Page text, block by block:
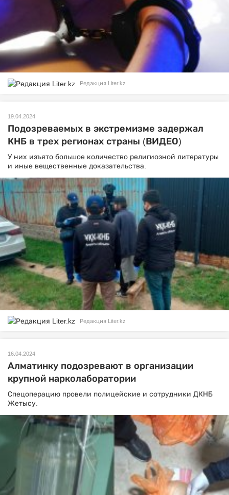
Редакция Liter.kz
19.04.2024
Подозреваемых в экстремизме задержал
КНБ в трех регионах страны (ВИДЕО)
У них изъято большое количество религиозной литературы
и иные вещественные доказательства.
Редакция Liter.kz
16.04.2024
Алматинку подозревают в организации
крупной нарколаборатории
Спецоперацию провели полицейские и сотрудники ДКНБ
Жетысу.